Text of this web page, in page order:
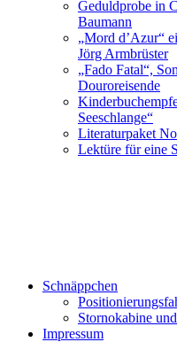
Geduldprobe in
Baumann
„Mord d’Azur“
Jörg Armbrüster
„Fado Fatal“,
Douroreisende
Seeschlange“
Literaturpaket
Lektüre für eine
Schnäppchen
Stornokabine
Impressum